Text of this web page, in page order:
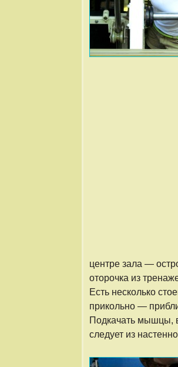
центре зала —
оторочка из
Есть несколько
прикольно —
Подкачать мышцы,
следует из